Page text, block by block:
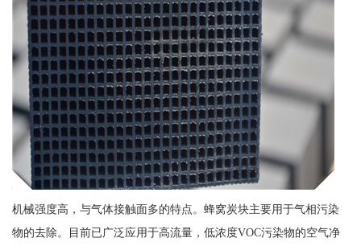
机械强度高，与气体接触面多的特点。蜂窝炭块主要用于气相污染
物的去除。目前已广泛应用于高流量，低浓度VOC污染物的空气净